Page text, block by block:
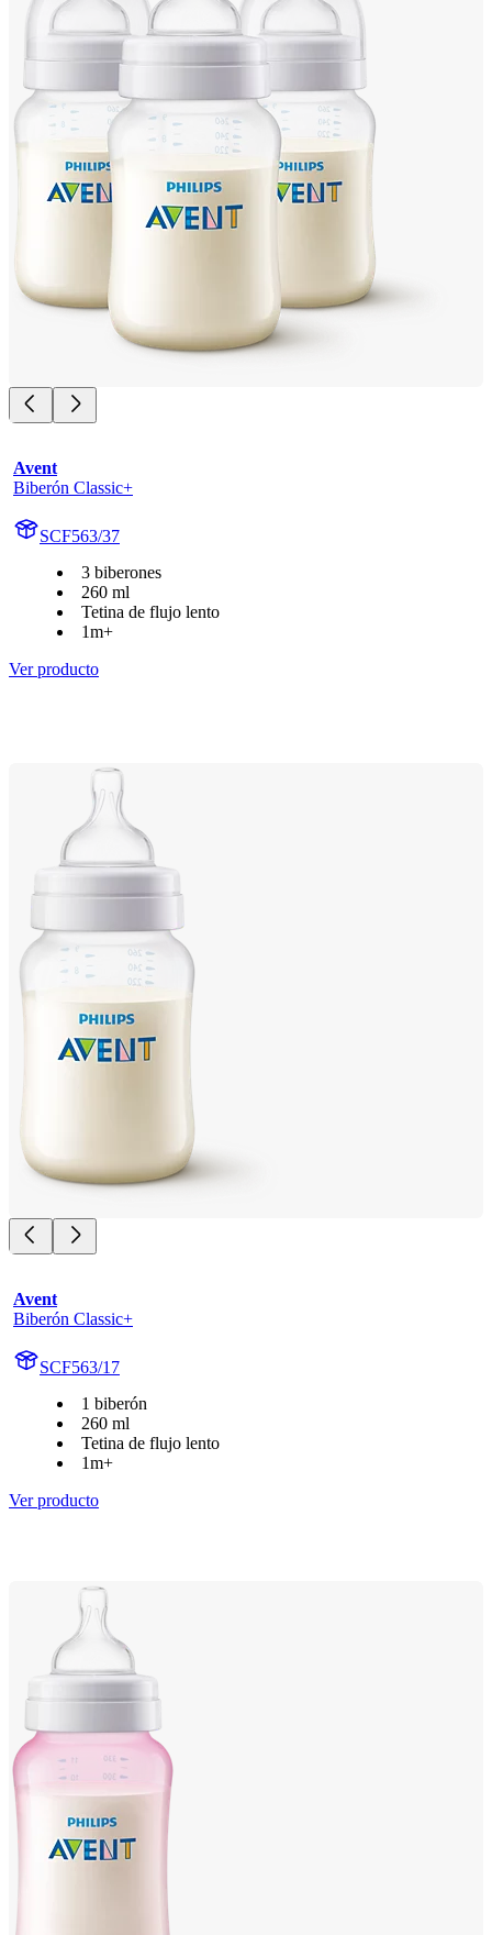
Avent
Biberón Classic+
SCF563/37
3 biberones
260 ml
Tetina de flujo lento
1m+
Ver producto
Avent
Biberón Classic+
SCF563/17
1 biberón
260 ml
Tetina de flujo lento
1m+
Ver producto